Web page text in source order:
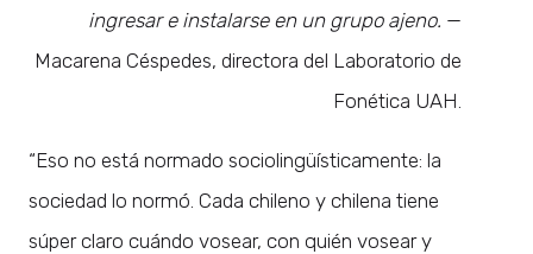
ingresar e instalarse en un grupo ajeno. —
Macarena Céspedes, directora del Laboratorio de
Fonética UAH.
“Eso no está normado sociolingüísticamente: la
sociedad lo normó. Cada chileno y chilena tiene
súper claro cuándo vosear, con quién vosear y